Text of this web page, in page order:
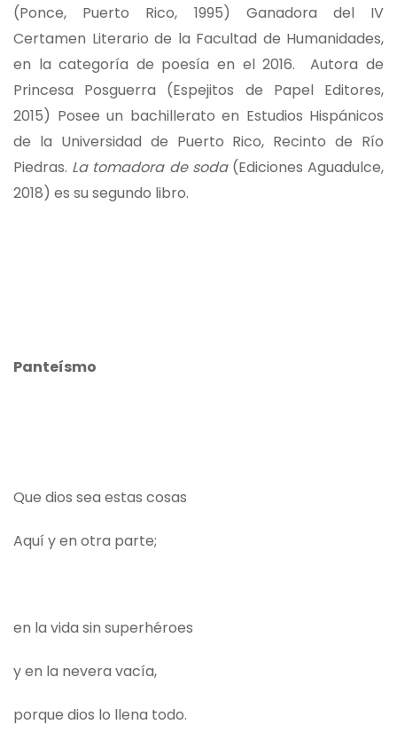
(Ponce, Puerto Rico, 1995) Ganadora del IV
Certamen Literario de la Facultad de Humanidades,
en la categoría de poesía en el 2016. Autora de
Princesa Posguerra (Espejitos de Papel Editores,
2015) Posee un bachillerato en Estudios Hispánicos
de la Universidad de Puerto Rico, Recinto de Río
Piedras. La tomadora de soda(Ediciones Aguadulce,
2018) es su segundo libro.
Panteísmo
Que dios sea estas cosas
Aquí y en otra parte;
en la vida sin superhéroes
y en la nevera vacía,
porque dios lo llena todo.